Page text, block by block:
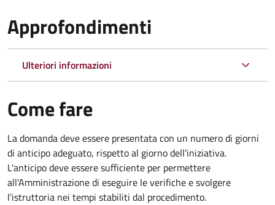
Approfondimenti
Ulteriori informazioni
Come fare
La domanda deve essere presentatacon un numero di giorni
di anticipo adeguato, rispetto al giorno dell'iniziativa.
L'anticipo deve essere sufficiente per permettere
all'Amministrazione di eseguire le verifiche e svolgere
l'istruttoria nei tempi stabiliti dal procedimento.